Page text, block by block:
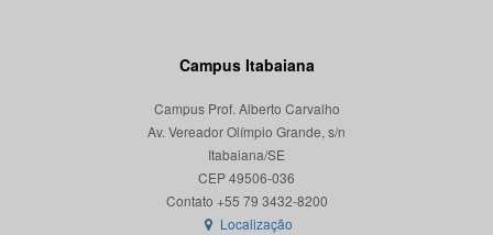
Campus Itabaiana
Campus Prof. Alberto Carvalho
Av. Vereador Olímpio Grande, s/n
Itabaiana/SE
CEP 49506-036
Localização